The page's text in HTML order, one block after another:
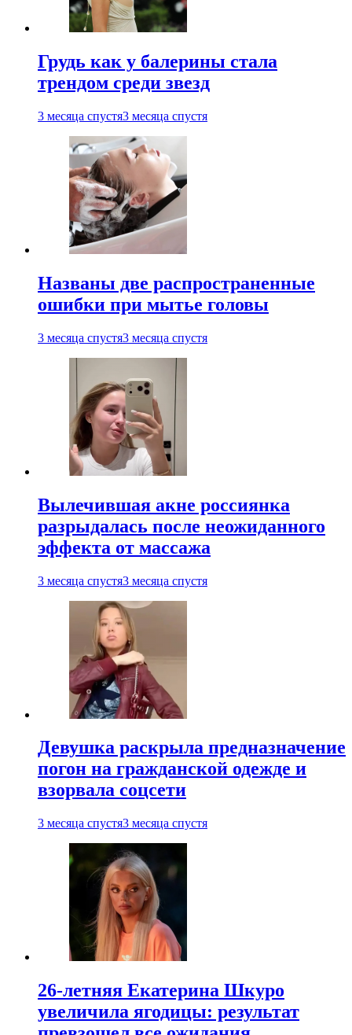
Грудь как у балерины стала
трендом среди звезд
3 месяца спустя3 месяца спустя
Названы две распространенные
ошибки при мытье головы
3 месяца спустя3 месяца спустя
Вылечившая акне россиянка
разрыдалась после неожиданного
эффекта от массажа
3 месяца спустя3 месяца спустя
Девушка раскрыла предназначение
погон на гражданской одежде и
взорвала соцсети
3 месяца спустя3 месяца спустя
26-летняя Екатерина Шкуро
увеличила ягодицы: результат